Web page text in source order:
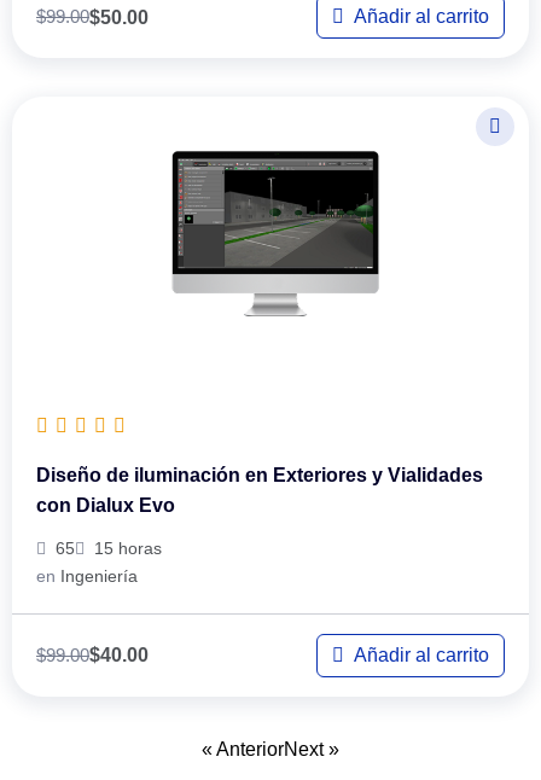
$99.00$50.00 Añadir al carrito
Diseño de iluminación en Exteriores y Vialidades
con Dialux Evo
65
15 horas
en Ingeniería
$99.00$40.00 Añadir al carrito
« AnteriorNext »